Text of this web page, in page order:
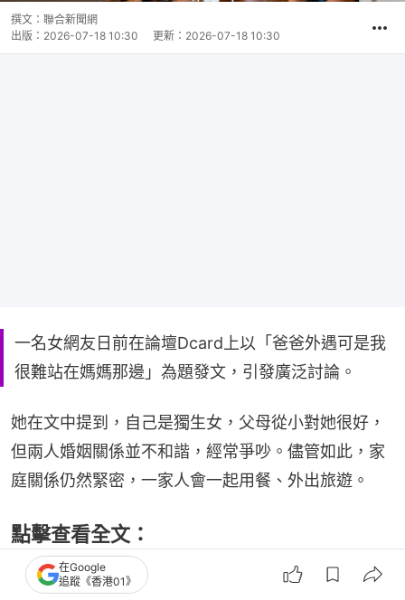
撰文： 聯合新聞網
出版： 2026-07-18 10:30 更新： 2026-07-18 10:30
一名女網友日前在論壇Dcard上以「爸爸外遇可是我
很難站在媽媽那邊」為題發文，引發廣泛討論。
她在文中提到，自己是獨生女，父母從小對她很好，
但兩人婚姻關係並不和諧，經常爭吵。儘管如此，家
庭關係仍然緊密，一家人會一起用餐、外出旅遊。
點擊查看全文：
在Google
追蹤《香港01》